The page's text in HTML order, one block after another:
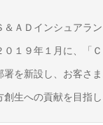
＆ＡＤインシュアラ
０１９年１月に、「
署を新設し、お客さ
生への貢献を目指